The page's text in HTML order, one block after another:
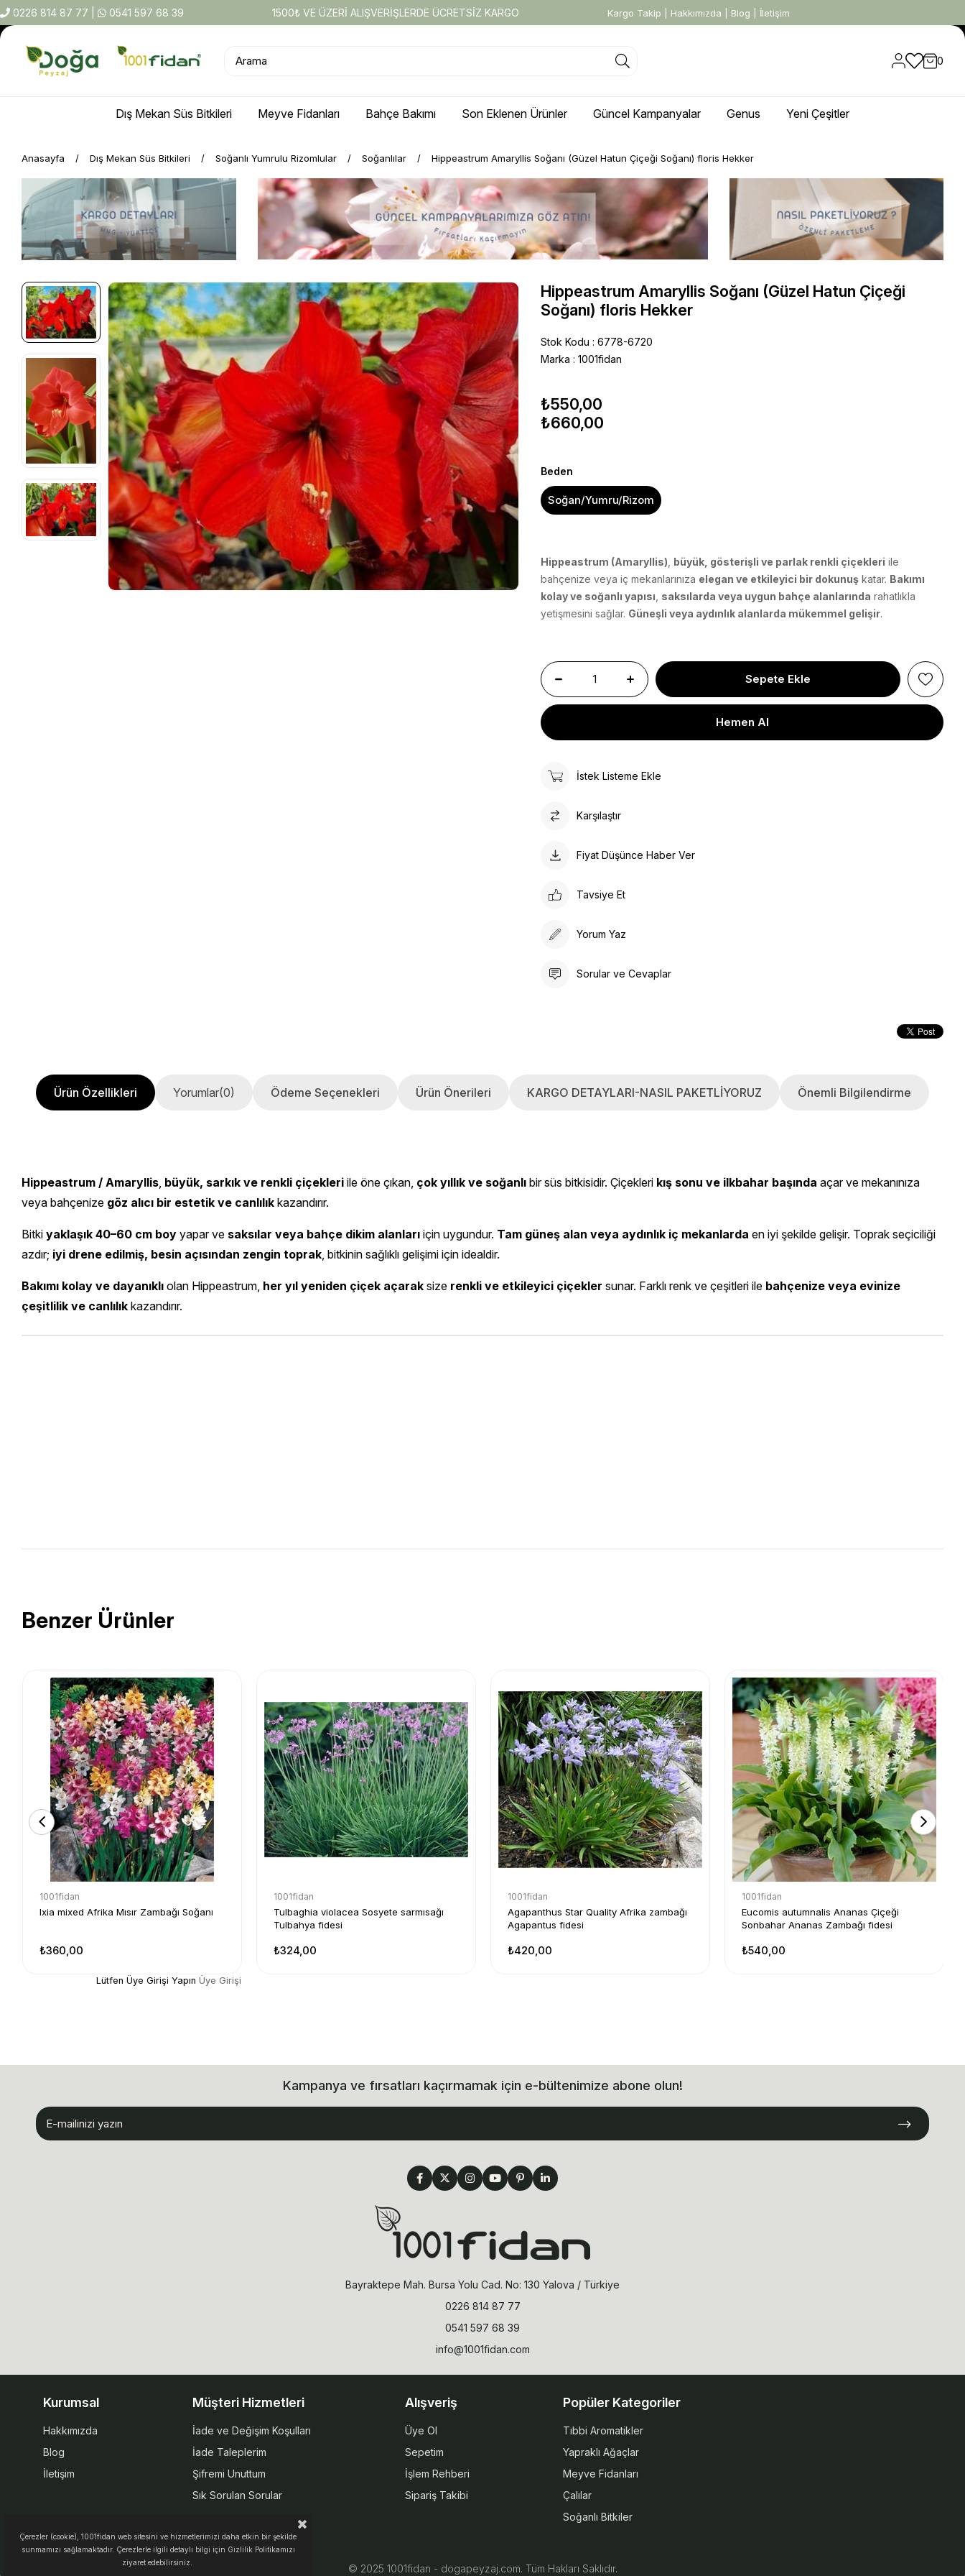
0226 814 87 77 0541 597 68 39 1500₺ VE ÜZERİ ALIŞVERİŞLERDE ÜCRETSİZ KARGO Kargo Takip Hakkımızda Blog İletişim
0
Dış Mekan Süs Bitkileri Meyve Fidanları Bahçe Bakımı Son Eklenen Ürünler Güncel Kampanyalar Genus Yeni Çeşitler
Anasayfa Dış Mekan Süs Bitkileri Soğanlı Yumrulu Rizomlular Soğanlılar Hippeastrum Amaryllis Soğanı (Güzel Hatun Çiçeği Soğanı) floris Hekker
Hippeastrum Amaryllis Soğanı (Güzel Hatun Çiçeği
Soğanı) floris Hekker
Stok Kodu
6778-6720
Marka : 1001fidan
₺550,00
₺660,00
Beden
Soğan/Yumru/Rizom
Hippeastrum (Amaryllis) büyük, gösterişli ve parlak renkli çiçekleri ile
bahçenize veya iç mekanlarınıza elegan ve etkileyici bir dokunuş katar. Bakımı
kolay ve soğanlı yapısı saksılarda veya uygun bahçe alanlarında rahatlıkla
yetişmesini sağlar. Güneşli veya aydınlık alanlarda mükemmel gelişir.
İstek Listeme Ekle
Karşılaştır
Fiyat Düşünce Haber Ver
Tavsiye Et
Yorum Yaz
Sorular ve Cevaplar
Ürün Özellikleri Yorumlar(0) Ödeme Seçenekleri Ürün Önerileri KARGO DETAYLARI-NASIL PAKETLİYORUZ Önemli Bilgilendirme
Hippeastrum / Amaryllis büyük, sarkık ve renkli çiçekleri ile öne çıkan, çok yıllık ve soğanlı bir süs bitkisidir. Çiçekleri kış sonu ve ilkbahar başında açar ve mekanınıza
veya bahçenize göz alıcı bir estetik ve canlılık kazandırır.
Bitki yaklaşık 40–60 cm boy yapar ve saksılar veya bahçe dikim alanları için uygundur. Tam güneş alan veya aydınlık iç mekanlarda en iyi şekilde gelişir. Toprak seçiciliği
azdır; iyi drene edilmiş, besin açısından zengin toprak , bitkinin sağlıklı gelişimi için idealdir.
Bakımı kolay ve dayanıklı olan Hippeastrum, her yıl yeniden çiçek açarak size renkli ve etkileyici çiçekler sunar. Farklı renk ve çeşitleri ile bahçenize veya evinize
çeşitlilik ve canlılık kazandırır.
Benzer Ürünler
1001fidan
Ixia mixed Afrika Mısır Zambağı Soğanı
₺360,00
1001fidan
Tulbaghia violacea Sosyete sarmısağı
Tulbahya fidesi
₺324,00
1001fidan
Agapanthus Star Quality Afrika zambağı
Agapantus fidesi
₺420,00
1001fidan
Eucomis autumnalis Ananas Çiçeği
Sonbahar Ananas Zambağı fidesi
₺540,00
Lütfen Üye Girişi Yapın Üye Girişi
Kampanya ve fırsatları kaçırmamak için e-bültenimize abone olun!
Bayraktepe Mah. Bursa Yolu Cad. No: 130 Yalova / Türkiye
0226 814 87 77
0541 597 68 39
info@1001fidan.com
Kurumsal
Hakkımızda
Blog
İletişim
Müşteri Hizmetleri
İade ve Değişim Koşulları
İade Taleplerim
Şifremi Unuttum
Sık Sorulan Sorular
Alışveriş
Üye Ol
Sepetim
İşlem Rehberi
Sipariş Takibi
Popüler Kategoriler
Tıbbi Aromatikler
Yapraklı Ağaçlar
Meyve Fidanları
Çalılar
Soğanlı Bitkiler
© 2025 1001fidan - dogapeyzaj.com. Tüm Hakları Saklıdır.
Çerezler (cookie), 1001fidan web sitesini ve hizmetlerimizi daha etkin bir şekilde
sunmamızı sağlamaktadır. Çerezlerle ilgili detaylı bilgi için Gizlilik Politikamızı
ziyaret edebilirsiniz.